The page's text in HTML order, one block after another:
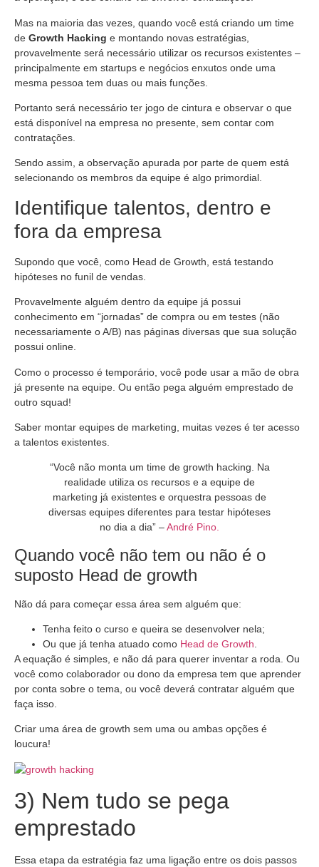
Mas na maioria das vezes, quando você está criando um time
de Growth Hacking e montando novas estratégias,
provavelmente será necessário utilizar os recursos existentes –
principalmente em startups e negócios enxutos onde uma
mesma pessoa tem duas ou mais funções.
Portanto será necessário ter jogo de cintura e observar o que
está disponível na empresa no presente, sem contar com
contratações.
Sendo assim, a observação apurada por parte de quem está
selecionando os membros da equipe é algo primordial.
Identifique talentos, dentro e
fora da empresa
Supondo que você, como Head de Growth, está testando
hipóteses no funil de vendas.
Provavelmente alguém dentro da equipe já possui
conhecimento em “jornadas” de compra ou em testes (não
necessariamente o A/B) nas páginas diversas que sua solução
possui online.
Como o processo é temporário, você pode usar a mão de obra
já presente na equipe. Ou então pega alguém emprestado de
outro squad!
Saber montar equipes de marketing, muitas vezes é ter acesso
a talentos existentes.
“Você não monta um time de growth hacking. Na
realidade utiliza os recursos e a equipe de
marketing já existentes e orquestra pessoas de
diversas equipes diferentes para testar hipóteses
no dia a dia” –André Pino.
Quando você não tem ou não é o
suposto Head de growth
Não dá para começar essa área sem alguém que:
Tenha feito o curso e queira se desenvolver nela;
Ou que já tenha atuado como Head de Growth
A equação é simples, e não dá para querer inventar a roda. Ou
você como colaborador ou dono da empresa tem que aprender
por conta sobre o tema, ou você deverá contratar alguém que
faça isso.
Criar uma área de growth sem uma ou ambas opções é
loucura!
3) Nem tudo se pega
emprestado
Essa etapa da estratégia faz uma ligação entre os dois passos